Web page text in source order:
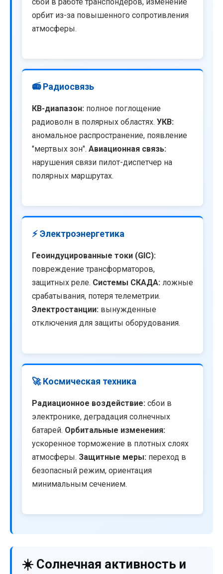
орбит из-за повышенного сопротивления
атмосферы.
📻 Радиосвязь
КВ-диапазон: полное поглощение
радиоволн в полярных областях. УКВ:
аномальное распространение, появление
"мертвых зон". Авиационная связь:
нарушения связи пилот-диспетчер на
полярных маршрутах.
⚡ Электроэнергетика
Геоиндуцированные токи (GIC):
повреждение трансформаторов,
защитных реле. Системы СКАДА: ложные
срабатывания, потеря телеметрии.
Электростанции: вынужденные
отключения для защиты оборудования.
🚀 Космическая техника
Радиационное воздействие: сбои в
электронике, деградация солнечных
батарей. Орбитальные изменения:
ускоренное торможение в плотных слоях
атмосферы. Защитные меры: переход в
безопасный режим, ориентация
минимальным сечением.
☀️ Солнечная активность и